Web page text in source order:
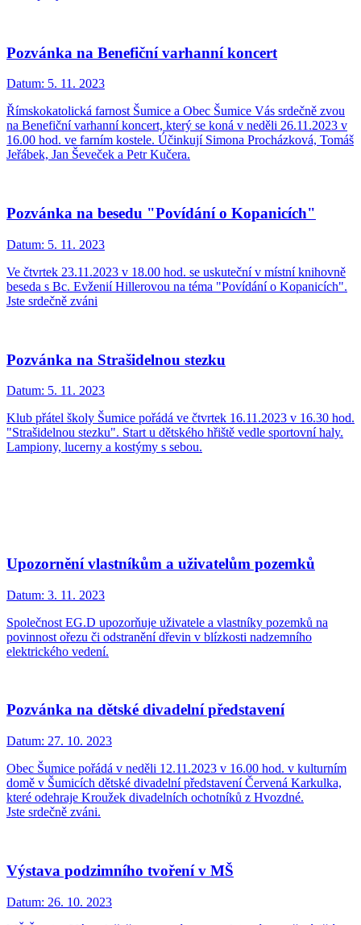
Pozvánka na Benefiční varhanní koncert
Datum: 5. 11. 2023
Římskokatolická farnost Šumice a Obec Šumice Vás srdečně zvou
na Benefiční varhanní koncert, který se koná v neděli 26.11.2023 v
16.00 hod. ve farním kostele. Účinkují Simona Procházková, Tomáš
Jeřábek, Jan Ševeček a Petr Kučera.
Pozvánka na besedu "Povídání o Kopanicích"
Datum: 5. 11. 2023
Ve čtvrtek 23.11.2023 v 18.00 hod. se uskuteční v místní knihovně
beseda s Bc. Evženií Hillerovou na téma "Povídání o Kopanicích".
Jste srdečně zváni
Pozvánka na Strašidelnou stezku
Datum: 5. 11. 2023
Klub přátel školy Šumice pořádá ve čtvrtek 16.11.2023 v 16.30 hod.
"Strašidelnou stezku". Start u dětského hřiště vedle sportovní haly.
Lampiony, lucerny a kostýmy s sebou.
Upozornění vlastníkům a uživatelům pozemků
Datum: 3. 11. 2023
Společnost EG.D upozorňuje uživatele a vlastníky pozemků na
povinnost ořezu či odstranění dřevin v blízkosti nadzemního
elektrického vedení.
Pozvánka na dětské divadelní představení
Datum: 27. 10. 2023
Obec Šumice pořádá v neděli 12.11.2023 v 16.00 hod. v kulturním
domě v Šumicích dětské divadelní představení Červená Karkulka,
které odehraje Kroužek divadelních ochotníků z Hvozdné.
Jste srdečně zváni.
Výstava podzimního tvoření v MŠ
Datum: 26. 10. 2023